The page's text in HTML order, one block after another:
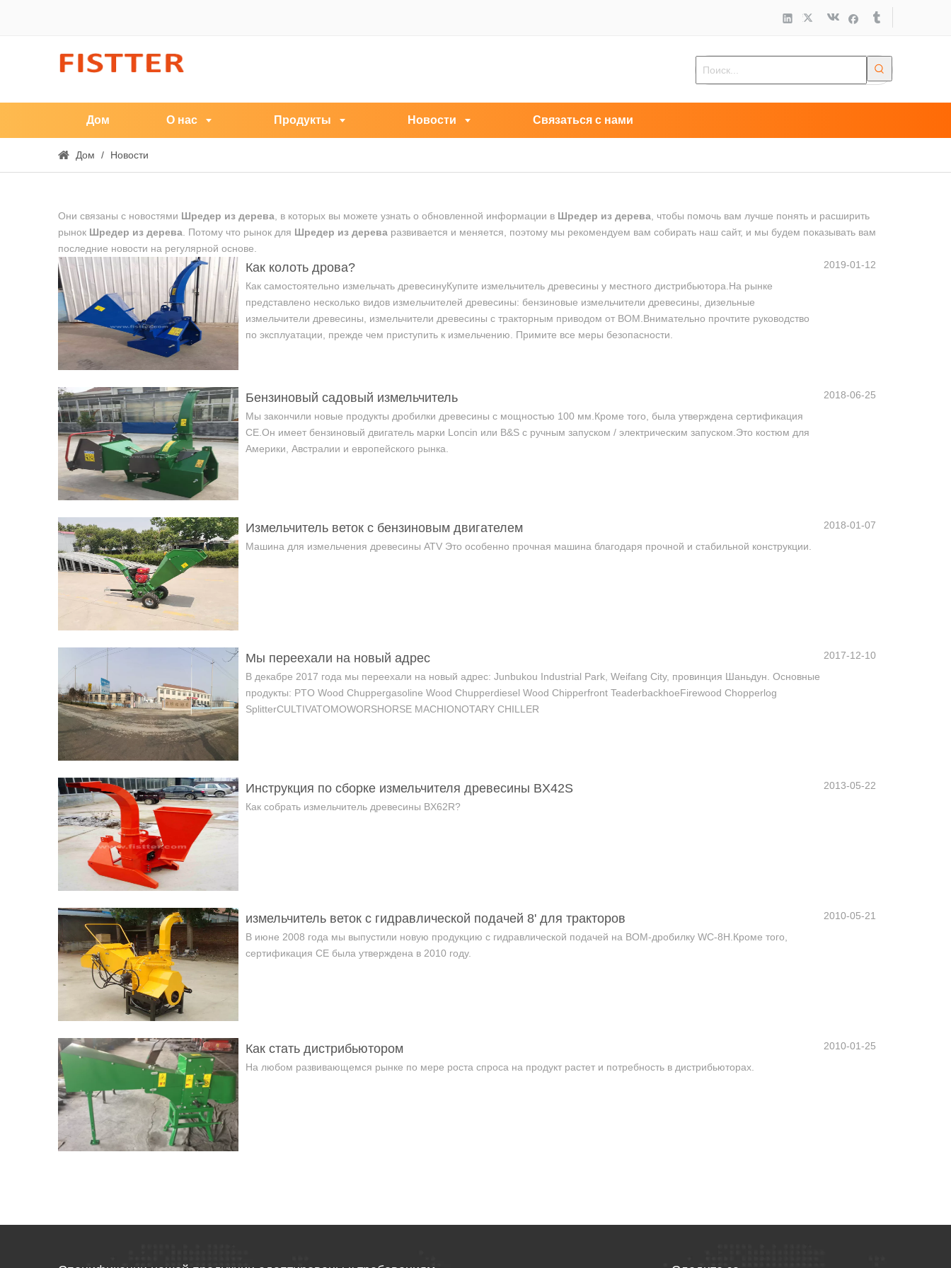
Дом О нас Продукты Новости Связаться с нами
Дом / Новости
Они связаны с новостями Шредер из дерева , в которых вы можете узнать о обновленной информации в Шредер из дерева , чтобы помочь вам лучше понять и расширить
рынок Шредер из дерева . Потому что рынок для Шредер из дерева развивается и меняется, поэтому мы рекомендуем вам собирать наш сайт, и мы будем показывать вам
последние новости на регулярной основе.
Как колоть дрова?
Как самостоятельно измельчать древесинуКупите измельчитель древесины у местного дистрибьютора.На рынке
представлено несколько видов измельчителей древесины: бензиновые измельчители древесины, дизельные
измельчители древесины, измельчители древесины с тракторным приводом от ВОМ.Внимательно прочтите руководство
по эксплуатации, прежде чем приступить к измельчению. Примите все меры безопасности.
2019-01-12
Бензиновый садовый измельчитель
Мы закончили новые продукты дробилки древесины с мощностью 100 мм.Кроме того, была утверждена сертификация
CE.Он имеет бензиновый двигатель марки Loncin или B&S с ручным запуском / электрическим запуском.Это костюм для
Америки, Австралии и европейского рынка.
2018-06-25
Измельчитель веток с бензиновым двигателем
Машина для измельчения древесины ATV Это особенно прочная машина благодаря прочной и стабильной конструкции.
2018-01-07
Мы переехали на новый адрес
В декабре 2017 года мы переехали на новый адрес: Junbukou Industrial Park, Weifang City, провинция Шаньдун. Основные
продукты: PTO Wood Chuppergasoline Wood Chupperdiesel Wood Chipperfront TeaderbackhoeFirewood Chopperlog
SplitterCULTIVATOMOWORSHORSE MACHIONOTARY CHILLER
2017-12-10
Инструкция по сборке измельчителя древесины BX42S
Как собрать измельчитель древесины BX62R?
2013-05-22
измельчитель веток с гидравлической подачей 8' для тракторов
В июне 2008 года мы выпустили новую продукцию с гидравлической подачей на ВОМ-дробилку WC-8H.Кроме того,
сертификация CE была утверждена в 2010 году.
2010-05-21
Как стать дистрибьютором
На любом развивающемся рынке по мере роста спроса на продукт растет и потребность в дистрибьюторах.
2010-01-25